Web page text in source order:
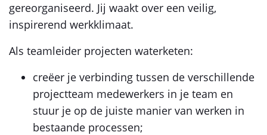
gereorganiseerd. Jij waakt over een veilig,
inspirerend werkklimaat.
Als teamleider projecten waterketen:
creëer je verbinding tussen de verschillende
projectteam medewerkers in je team en
stuur je op de juiste manier van werken in
bestaande processen;